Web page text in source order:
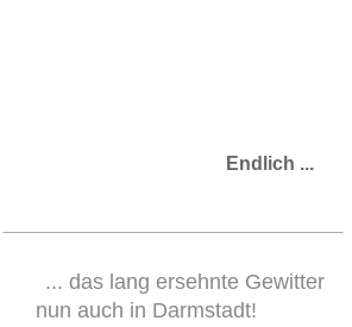
Endlich ...
... das lang ersehnte Gewitter
nun auch in Darmstadt!